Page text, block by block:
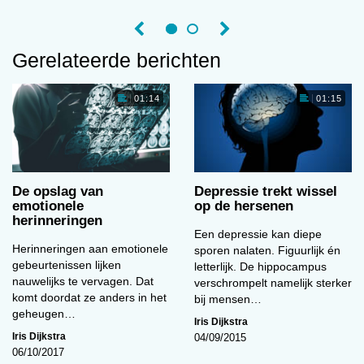
Dat bleek voor geen van die gedragsmaten op
te gaan. Analyses van de hersenscans leverden
het meest hadden opgestoken van de bijlessen,
hadden op die scans ook een opvallend grotere
hippocampus. Dit kleine gebiedje diep in de
hersenen heeft de vorm van een zeepaardje en
is cruciaal voor ons geheugen en ruimtelijk
inzicht. Ook het aantal verbindingen vanuit de
hippocampus met hersengebieden als de
dorsolaterale en ventrolaterale cortex en de
basale ganglia voorspelden de individuele
verschillen in wiskundevaardigheid goed.
De onderzoekers concluderen dat metingen van
de anatomie van het brein en van de
verbindingen tussen hersengebieden goede
Gerelateerde berichten
01:14
De opslag van
emotionele
herinneringen
Herinneringen aan emotionele
gebeurtenissen lijken
nauwelijks te vervagen. Dat
komt doordat ze anders in het
geheugen…
Iris Dijkstra
06/10/2017
01:15
Depressie trekt wissel
op de hersenen
Een depressie kan diepe
sporen nalaten. Figuurlijk én
letterlijk. De hippocampus
verschrompelt namelijk sterker
bij mensen…
Iris Dijkstra
04/09/2015